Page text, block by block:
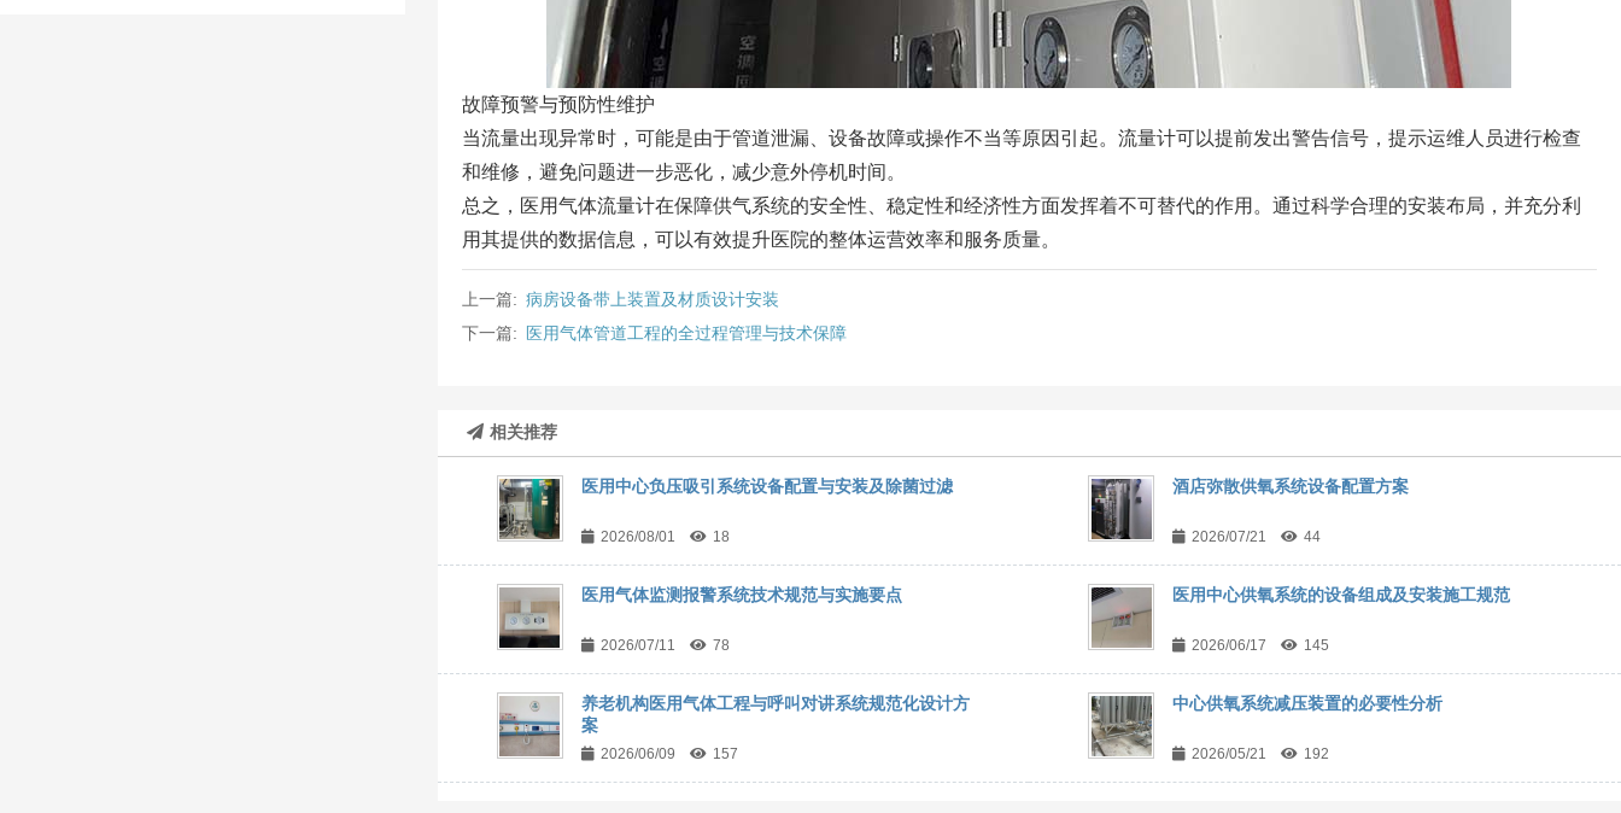
故障预警与预防性维护
当流量出现异常时，可能是由于管道泄漏、设备故障或操作不当等原因引起。流量计可以提前发出警告信号，提示运维人员进行检查
和维修，避免问题进一步恶化，减少意外停机时间。
总之，医用气体流量计在保障供气系统的安全性、稳定性和经济性方面发挥着不可替代的作用。通过科学合理的安装布局，并充分利
用其提供的数据信息，可以有效提升医院的整体运营效率和服务质量。
上一篇: 病房设备带上装置及材质设计安装
下一篇:
医用气体管道工程的全过程管理与技术保障
相关推荐
医用中心负压吸引系统设备配置与安装及除菌过滤
2026/08/01 18
酒店弥散供氧系统设备配置方案
2026/07/21 44
医用气体监测报警系统技术规范与实施要点
2026/07/11 78
医用中心供氧系统的设备组成及安装施工规范
2026/06/17 145
养老机构医用气体工程与呼叫对讲系统规范化设计方
案
2026/06/09 157
中心供氧系统减压装置的必要性分析
2026/05/21 192